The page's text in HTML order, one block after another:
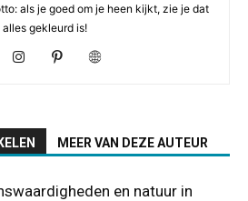
als je goed om je heen kijkt, zie je dat
alles gekleurd is!
MEER VAN DEZE AUTEUR
en natuur in